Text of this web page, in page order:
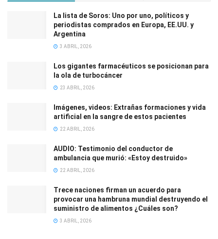
La lista de Soros: Uno por uno, políticos y
periodistas comprados en Europa, EE.UU. y
Argentina
3 ABRIL, 2026
Los gigantes farmacéuticos se posicionan para
la ola de turbocáncer
23 ABRIL, 2026
Imágenes, videos: Extrañas formaciones y vida
artificial en la sangre de estos pacientes
22 ABRIL, 2026
AUDIO: Testimonio del conductor de
ambulancia que murió: «Estoy destruido»
22 ABRIL, 2026
Trece naciones firman un acuerdo para
provocar una hambruna mundial destruyendo el
suministro de alimentos ¿Cuáles son?
3 ABRIL, 2026